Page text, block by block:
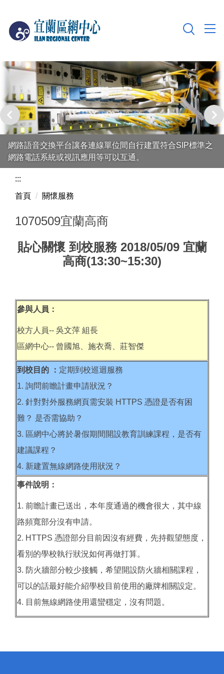
主
容
本中心擁有2座60KVA不斷電系統與500加侖油箱之600KW
發電機，可確保網路連線不因電力中斷。
網路語音交換平台讓各連線單位間自行建置符合SIP標準之
網路電話系統或視訊應用等可以互通。
:::
首頁
關懷服務
1070509宜蘭高商
貼心關懷 到校服務 2018/05/09 宜蘭
高商(13:30~15:30)
參與人員：
校方人員-- 吳文萍 組長
區網中心-- 曾國旭、施衣喬、莊智傑
到校目的 ： 定期到校巡迴服務
1. 詢問前瞻計畫申請狀況？
2. 針對對外服務網頁需安裝 HTTPS 憑證是否有困
難？ 是否需協助？
3. 區網中心將於暑假期間開設教育訓練課程，是否有
建議課程？
4. 新建置無線網路使用狀況？
事件說明：
1. 前瞻計畫已送出，本年度通過的機會很大，其中線
路頻寬部分沒有申請。
2. HTTPS 憑證部分目前因沒有經費，先持觀望態度，
看別的學校執行狀況如何再做打算。
3. 防火牆部分較少接觸，希望開設防火牆相關課程，
可以的話最好能介紹學校目前使用的廠牌相關設定。
4. 目前無線網路使用還蠻穩定，沒有問題。